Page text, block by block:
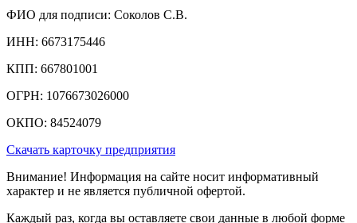
ФИО для подписи: Соколов С.В.
ИНН: 6673175446
КПП: 667801001
ОГРН: 1076673026000
ОКПО: 84524079
Скачать карточку предприятия
Внимание! Информация на сайте носит информативный
характер и не является публичной офертой.
Каждый раз, когда вы оставляете свои данные в любой форме